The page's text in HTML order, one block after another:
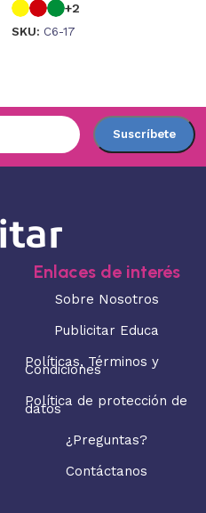
+2
SKU: C6-17
Enlaces de interés
Sobre Nosotros
Publicitar Educa
Políticas, Términos y
Condiciones
Política de protección de
datos
¿Preguntas?
Contáctanos